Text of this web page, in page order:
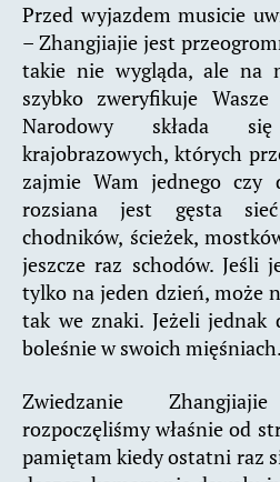
Przed wyjazdem musicie
– Zhangjiajie jest
takie nie wygląda, ale na
szybko zweryfikuje
Narodowy składa
krajobrazowych, których
zajmie Wam jednego czy
rozsiana jest gęsta
chodników, ścieżek,
jeszcze raz schodów. Jeśli
tylko na jeden dzień, może
tak we znaki. Jeżeli jednak
boleśnie w swoich mięśniach.
Zwiedzanie
rozpoczęliśmy właśnie od
pamiętam kiedy ostatni raz